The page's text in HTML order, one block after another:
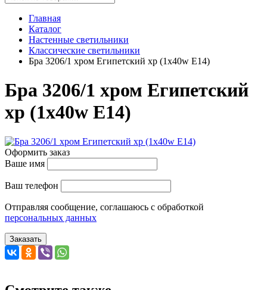
Главная
Каталог
Настенные светильники
Классические светильники
Бра 3206/1 хром Египетский хр (1x40w E14)
Бра 3206/1 хром Египетский
хр (1x40w E14)
Оформить заказ
Ваше имя
Ваш телефон
Отправляя сообщение, соглашаюсь с обработкой
персональных данных
Заказать